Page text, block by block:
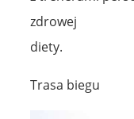
zdrowej
diety.
Trasa biegu